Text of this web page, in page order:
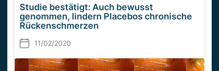
Studie bestätigt: Auch bewusst
genommen, lindern Placebos chronische
Rückenschmerzen
11/02/2020